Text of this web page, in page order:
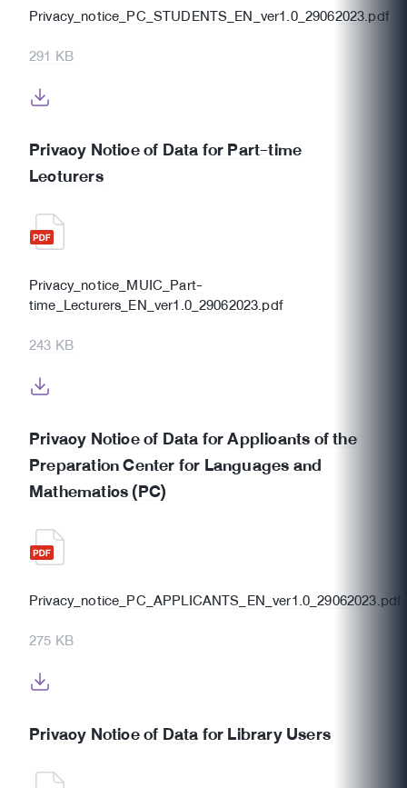
Privacy_notice_PC_STUDENTS_EN_ver1.0_29062023.pdf
291 KB
Privacy Notice of Data for Part-time
Lecturers
Privacy_notice_MUIC_Part-
time_Lecturers_EN_ver1.0_29062023.pdf
243 KB
Privacy Notice of Data for Applicants of the
Preparation Center for Languages and
Mathematics (PC)
Privacy_notice_PC_APPLICANTS_EN_ver1.0_29062023.pdf
275 KB
Privacy Notice of Data for Library Users